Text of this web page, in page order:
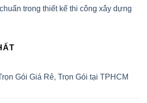
trong thiết kế thi công xây dựng
Gói Giá Rẻ, Trọn Gói tại TPHCM